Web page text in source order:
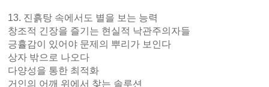
13. 진흙탕 속에서도 별을 보는 능력
창조적 긴장을 즐기는 현실적 낙관주의자들
긍휼감이 있어야 문제의 뿌리가 보인다
상자 밖으로 나오다
다양성을 통한 최적화
거인의 어깨 위에서 찾는 솔루션